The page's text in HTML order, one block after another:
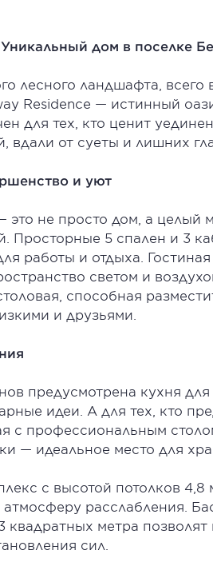
дом в поселке
лесного ландшафта, всего
Residence — истинный
для тех, кто ценит
вдали от суеты и лишних
и уют
это не просто дом, а целый
Просторные 5 спален и 3
работы и отдыха.
светом и
способная
и друзьями.
предусмотрена кухня
идеи. А для тех, кто
с профессиональным
— идеальное место для
с высотой потолков 4,8
расслабления.
метра
сил.